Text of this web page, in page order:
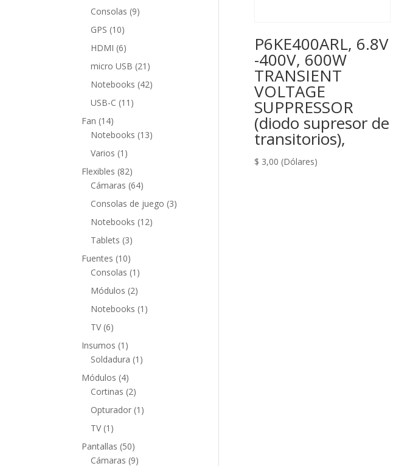
P6KE400ARL, 6.8V
-400V, 600W
TRANSIENT
VOLTAGE
SUPPRESSOR
(diodo supresor de
transitorios),
$ 3,00 (Dólares)
productos
Consolas 99
GPS 1010
productos
HDMI 66
productos
micro USB 21 21
productos
Notebooks 4242
USB-C 11 11
Fan 1414
productos
Notebooks 1313
Varios 1 1
producto
Flexibles 8282
productos
Cámaras 6464
productos
Consolas de juego 33
Notebooks 1212
Tablets 33
productos
Fuentes 1010
productos
Consolas 1 1
producto
Módulos 22
productos
Notebooks 1 1
TV 66
productos
Insumos 1 1
producto
Soldadura 1 1
Módulos 44
productos
Cortinas 22
productos
Opturador 1 1
TV 1 1
producto
Pantallas 5050
productos
Cámaras 99